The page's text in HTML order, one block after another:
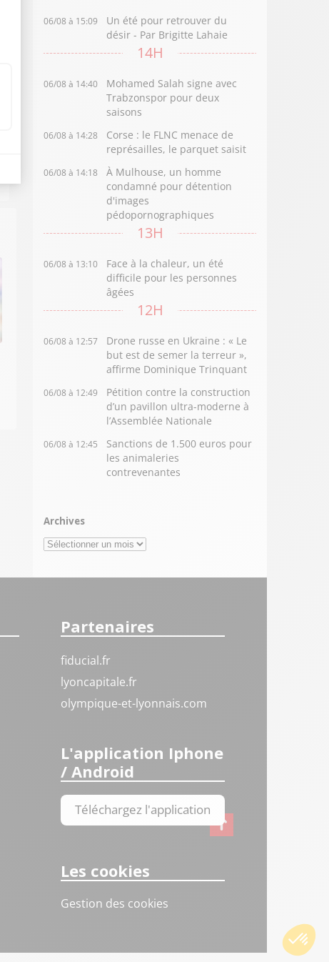
06/08 à 15:09
Un été pour retrouver du
désir - Par Brigitte Lahaie
14H
06/08 à 14:40
Mohamed Salah signe avec
Trabzonspor pour deux
saisons
06/08 à 14:28
Corse : le FLNC menace de
représailles, le parquet saisit
06/08 à 14:18
À Mulhouse, un homme
condamné pour détention
d'images
pédopornographiques
13H
06/08 à 13:10
Face à la chaleur, un été
difficile pour les personnes
âgées
12H
06/08 à 12:57
Drone russe en Ukraine : « Le
but est de semer la terreur »,
affirme Dominique Trinquant
06/08 à 12:49
Pétition contre la construction
d’un pavillon ultra-moderne à
l’Assemblée Nationale
06/08 à 12:45
Sanctions de 1.500 euros pour
les animaleries
contrevenantes
Archives
Archives
Partenaires
fiducial.fr
lyoncapitale.fr
olympique-et-lyonnais.com
L'application Iphone
/ Android
Téléchargez l'application
Les cookies
Gestion des cookies